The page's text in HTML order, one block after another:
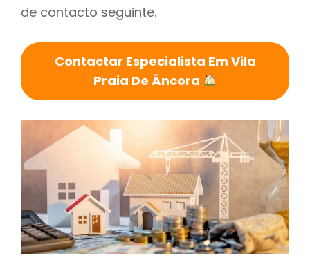
de contacto seguinte.
Contactar Especialista Em Vila
Praia De Âncora